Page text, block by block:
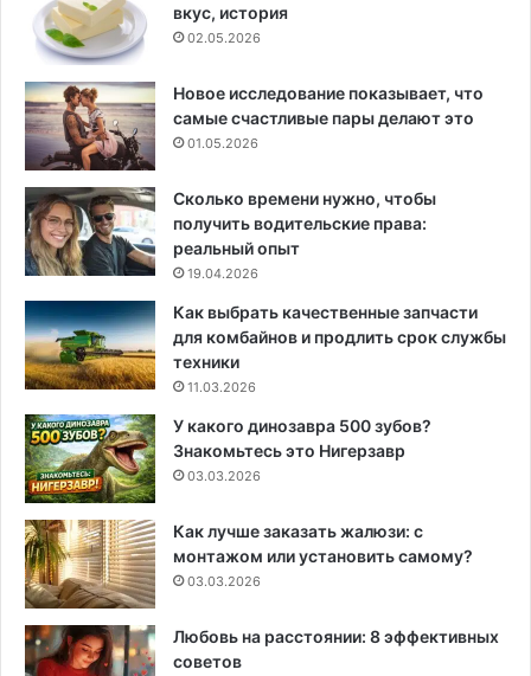
вкус, история
02.05.2026
Новое исследование показывает, что
самые счастливые пары делают это
01.05.2026
Сколько времени нужно, чтобы
получить водительские права:
реальный опыт
19.04.2026
Как выбрать качественные запчасти
для комбайнов и продлить срок службы
техники
11.03.2026
У какого динозавра 500 зубов?
Знакомьтесь это Нигерзавр
03.03.2026
Как лучше заказать жалюзи: с
монтажом или установить самому?
03.03.2026
Любовь на расстоянии: 8 эффективных
советов